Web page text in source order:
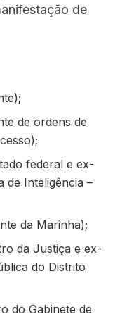
de
de ordens de
federal e ex-
de Inteligência –
da Marinha);
da Justiça e ex-
do Distrito
do Gabinete de